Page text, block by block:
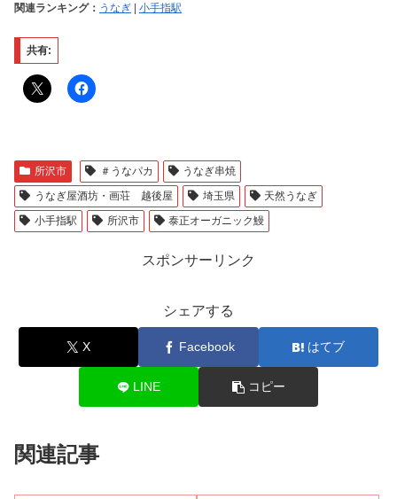
関連ランキング： うなぎ 小手指駅
共有:
所沢市 ＃うなパカ
うなぎ串焼
うなぎ屋酒坊・画荘 越後屋
埼玉県
天然うなぎ
小手指駅
所沢市 泰正オーガニック鰻
スポンサーリンク
シェアする
X Facebook はてブ
LINE コピー
関連記事